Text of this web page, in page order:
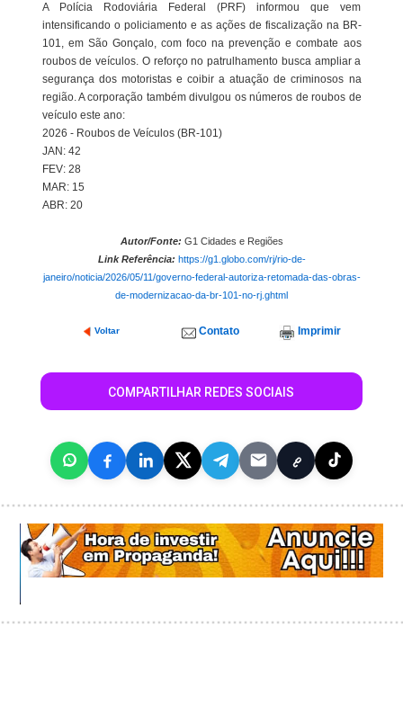
A Polícia Rodoviária Federal (PRF) informou que vem
intensificando o policiamento e as ações de fiscalização na BR-
101, em São Gonçalo, com foco na prevenção e combate aos
roubos de veículos. O reforço no patrulhamento busca ampliar a
segurança dos motoristas e coibir a atuação de criminosos na
região. A corporação também divulgou os números de roubos de
veículo este ano:
2026 - Roubos de Veículos (BR-101)
JAN: 42
FEV: 28
MAR: 15
ABR: 20
Autor/Fonte: G1 Cidades e Regiões
Link Referência: https://g1.globo.com/rj/rio-de-
janeiro/noticia/2026/05/11/governo-federal-autoriza-retomada-das-obras-
de-modernizacao-da-br-101-no-rj.ghtml
Voltar Contato Imprimir
COMPARTILHAR REDES SOCIAIS